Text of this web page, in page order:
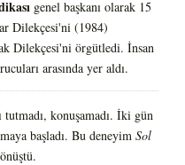
genel başkanı olarak 15
Dilekçesi'ni (1984)
Dilekçesi'ni örgütledi. İnsan
arasında yer aldı.
konuşamadı. İki gün
başladı. Bu deneyimSol